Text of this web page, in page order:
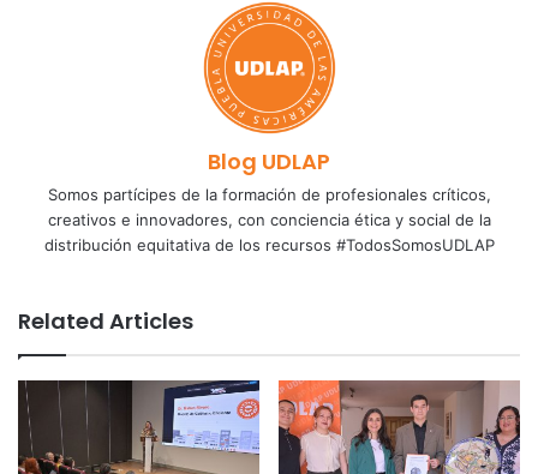
Blog UDLAP
Somos partícipes de la formación de profesionales críticos,
creativos e innovadores, con conciencia ética y social de la
distribución equitativa de los recursos #TodosSomosUDLAP
Related Articles